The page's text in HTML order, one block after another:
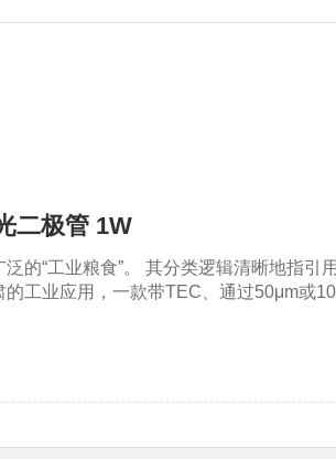
二极管 1W
的“工业粮食”。 其分类逻辑清晰地指引
工业应用，一款带TEC、通过50μm或